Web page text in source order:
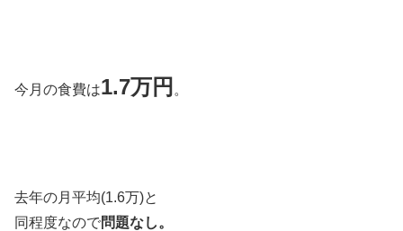
今月の食費は1.7万円 。
去年の月平均(1.6万)と
同程度なので問題なし。